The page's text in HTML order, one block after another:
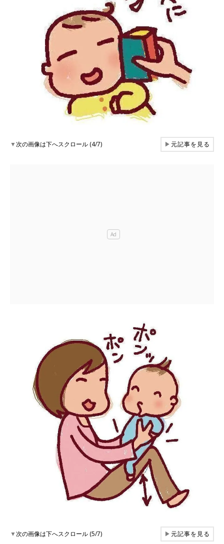
▼次の画像は下へスクロール (4/7) ▶元記事を見る
▼次の画像は下へスクロール (5/7) ▶元記事を見る